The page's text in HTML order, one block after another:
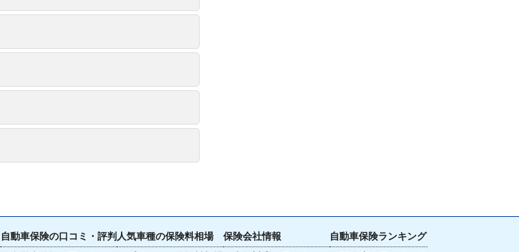
自動車保険の口コミ・評判 人気車種の保険料相場
保険会社情報
自動車保険ランキング